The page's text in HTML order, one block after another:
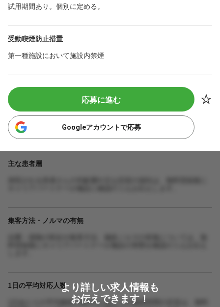
試用期間あり。個別に定める。
受動喫煙防止措置
第一種施設において施設内禁煙
応募に進む
Googleアカウントで応募
主な患者層
集客方法・ノルマの有無
1日の平均対応人数
1日あたりの平均施術人数や1人あたりの施術時間の目安は、無料
より詳しい求人情報も
お伝えできます！